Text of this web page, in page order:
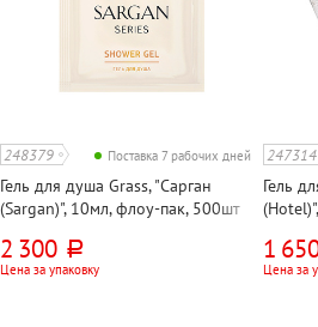
248379 Поставка 7 рабочих дней
Гель для душа Grass, "Сарган
(Sargan)", 10мл, флоу-пак, 500шт
2 300 руб.
Цена за упаковку
247314
Гель
1
Цена за